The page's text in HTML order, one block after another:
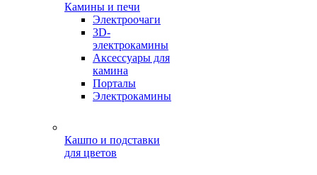
Камины и печи
Электроочаги
3D-
электрокамины
Аксессуары для
камина
Порталы
Электрокамины
Кашпо и подставки
для цветов